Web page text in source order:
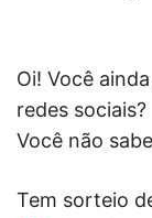
Oi! Você
redes sociais?
Você não
Tem sorteio